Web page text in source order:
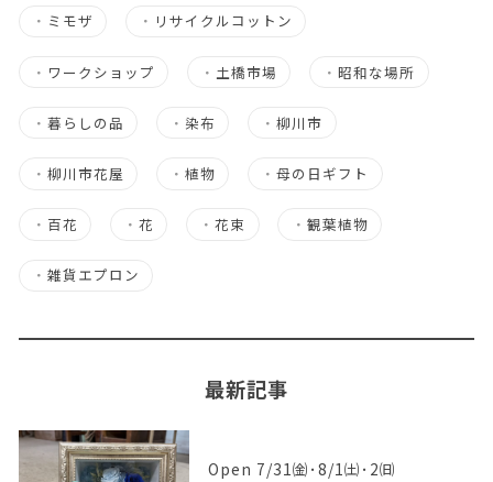
・ ミモザ ・ リサイクルコットン
・ ワークショップ ・ 土橋市場 ・昭和な場所
・ 暮らしの品 ・ 染布 ・柳川市
・ 柳川市花屋 ・植物 ・母の日ギフト
・ 百花 ・花 ・花束 ・ 観葉植物
・ 雑貨エプロン
最新記事
Open 7/31㈮･8/1㈯･2㈰